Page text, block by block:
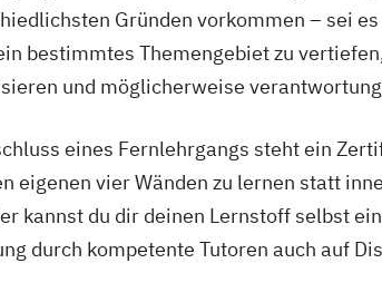
Gründen vorkommen – sei
bestimmtes Themengebiet zu
und möglicherweise
eines Fernlehrgangs steht ein
eigenen vier Wänden zu lernen statt
kannst du dir deinen Lernstoff selbst
durch kompetente Tutoren auch auf